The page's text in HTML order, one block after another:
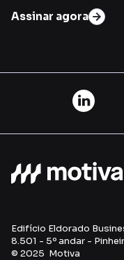
Assinar agora
Edifício Eldorado
8.501 - 5º andar -
© 2025 Motiva